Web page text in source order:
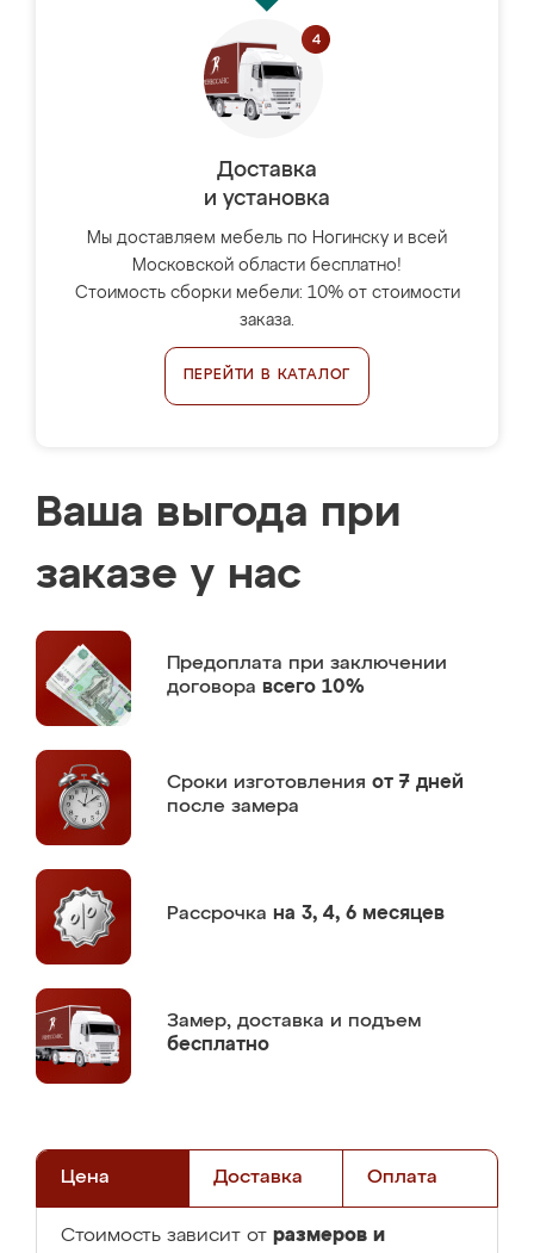
Доставка
и установка
Мы доставляем мебель по Ногинску и всей
Московской области бесплатно!
Стоимость сборки мебели: 10% от стоимости
заказа.
ПЕРЕЙТИ В КАТАЛОГ
Ваша выгода при
заказе у нас
Предоплата при заключении
договора всего 10%
Сроки изготовления от 7 дней
после замера
Рассрочка на 3, 4, 6 месяцев
Замер, доставка и подъем
бесплатно
Цена Доставка Оплата
Стоимость зависит от размеров и